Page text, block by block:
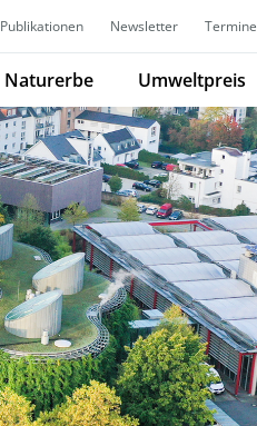
Publikationen Newsletter Termine
Naturerbe Umweltpreis